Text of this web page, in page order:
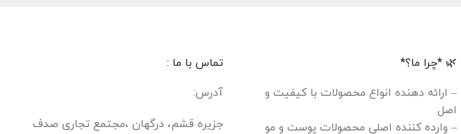
🌿 *چرا ما؟*
– ارائه دهنده انواع محصولات با کیفیت و
اصل
– وارده کننده اصلی محصولات پوست و مو
تماس با ما :
آدرس:
جزیره قشم، درگهان ،مجتمع تجاری صدف